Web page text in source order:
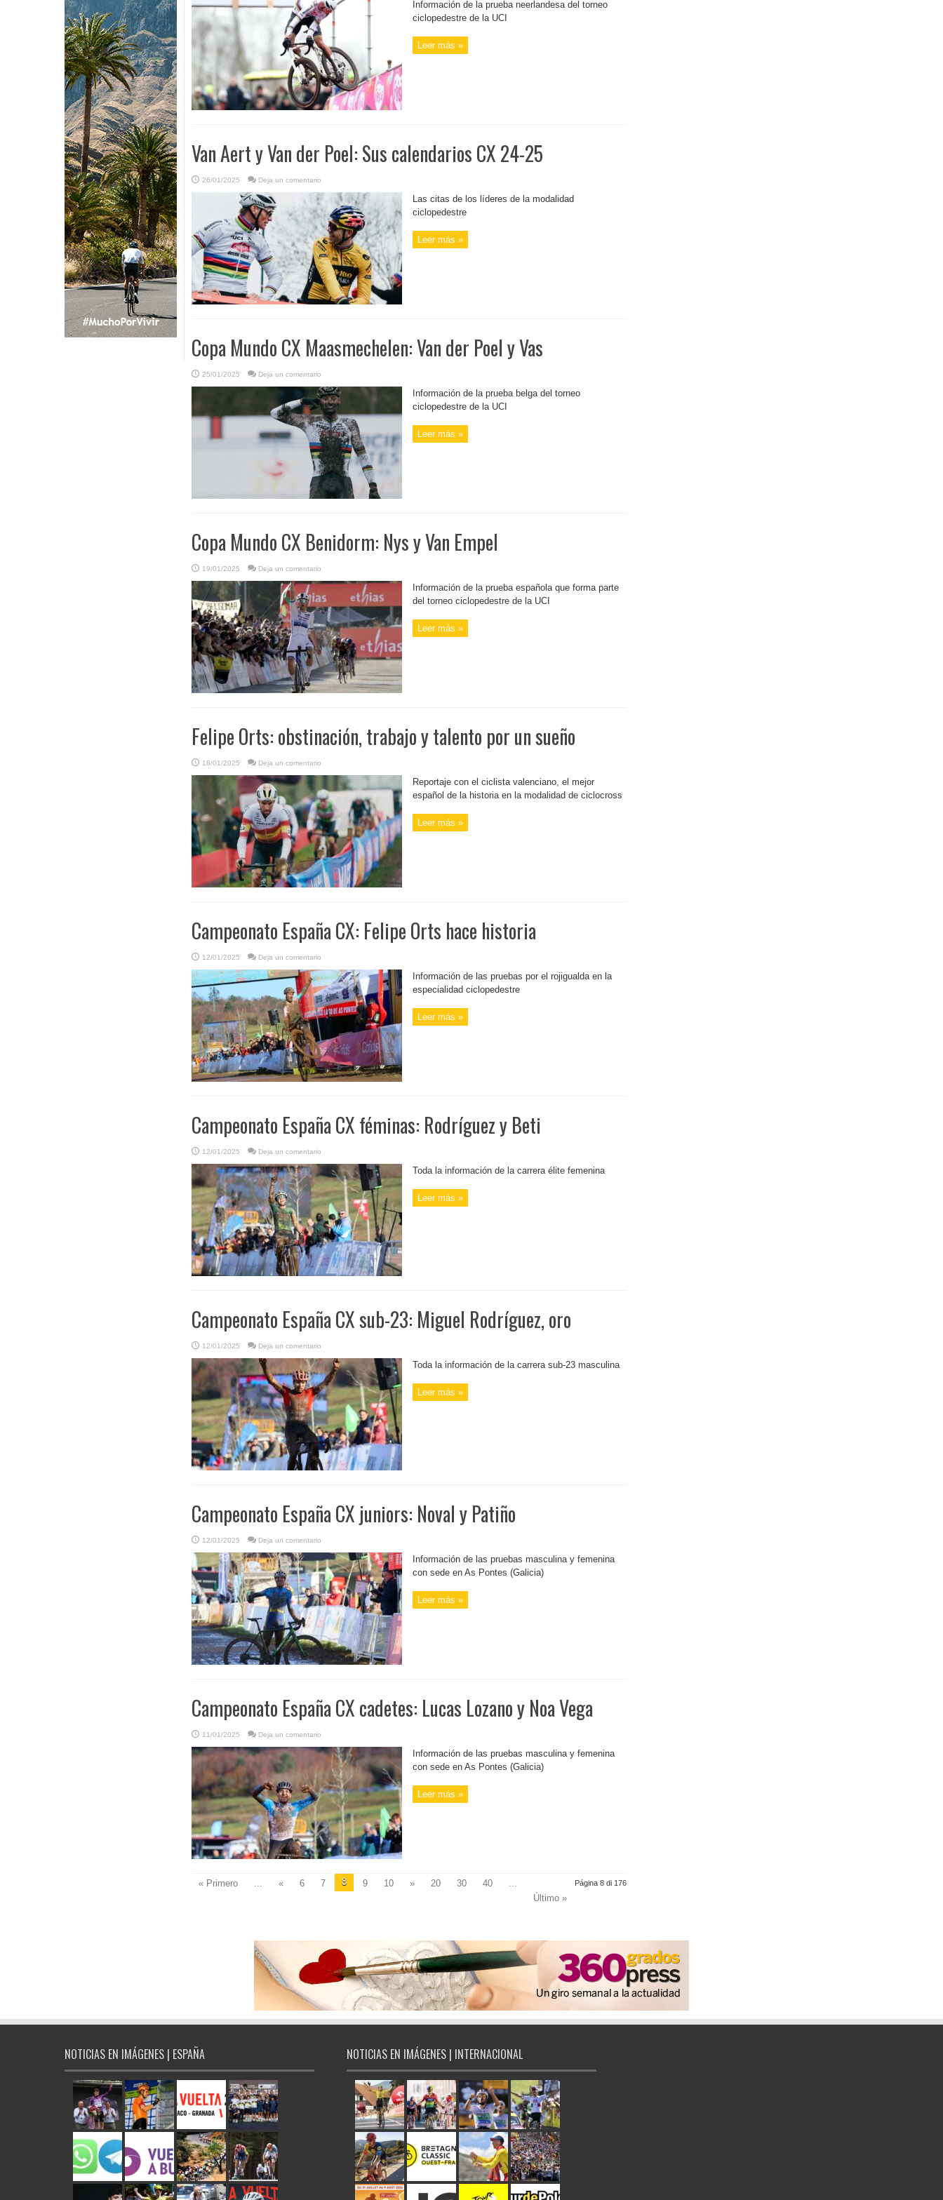
Información de la prueba neerlandesa del torneo
ciclopedestre de la UCI
Leer más »
Van Aert y Van der Poel: Sus calendarios CX 24-25
26/01/2025 Deja un comentario
Las citas de los líderes de la modalidad
ciclopedestre
Leer más »
Copa Mundo CX Maasmechelen: Van der Poel y Vas
25/01/2025 Deja un comentario
Información de la prueba belga del torneo
ciclopedestre de la UCI
Leer más »
Copa Mundo CX Benidorm: Nys y Van Empel
19/01/2025 Deja un comentario
Información de la prueba española que forma parte
del torneo ciclopedestre de la UCI
Leer más »
Felipe Orts: obstinación, trabajo y talento por un sueño
18/01/2025 Deja un comentario
Reportaje con el ciclista valenciano, el mejor
español de la historia en la modalidad de ciclocross
Leer más »
Campeonato España CX: Felipe Orts hace historia
12/01/2025 Deja un comentario
Información de las pruebas por el rojigualda en la
especialidad ciclopedestre
Leer más »
Campeonato España CX féminas: Rodríguez y Beti
12/01/2025 Deja un comentario
Toda la información de la carrera élite femenina
Leer más »
Campeonato España CX sub-23: Miguel Rodríguez, oro
12/01/2025 Deja un comentario
Toda la información de la carrera sub-23 masculina
Leer más »
Campeonato España CX juniors: Noval y Patiño
12/01/2025 Deja un comentario
Información de las pruebas masculina y femenina
con sede en As Pontes (Galicia)
Leer más »
Campeonato España CX cadetes: Lucas Lozano y Noa Vega
11/01/2025 Deja un comentario
Información de las pruebas masculina y femenina
con sede en As Pontes (Galicia)
Leer más »
Página 8 di 176
« Primero ... « 6 7 8 9 10 » 20 30 40
...
Último »
NOTICIAS EN IMÁGENES | ESPAÑA NOTICIAS EN IMÁGENES | INTERNACIONAL